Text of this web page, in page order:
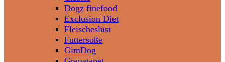
Dogz finefood
Exclusion Diet
Fleischeslust
Futtersoße
GimDog